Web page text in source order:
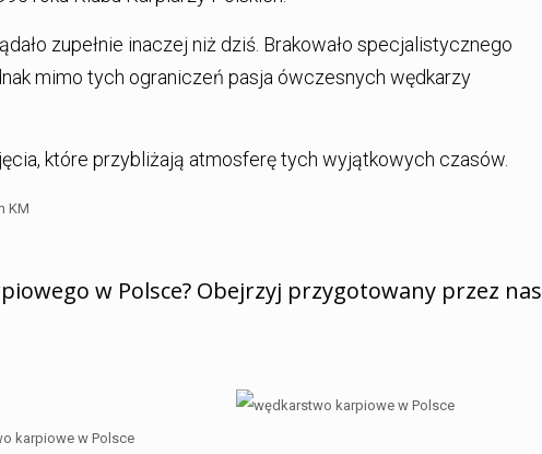
zupełnie inaczej niż dziś. Brakowało specjalistycznego
mimo tych ograniczeń pasja ówczesnych wędkarzy
które przybliżają atmosferę tych wyjątkowych czasów.
KM
w Polsce? Obejrzyj przygotowany przez nas